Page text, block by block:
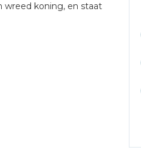
wreed koning, en staat
God trouw willen
Assyriërs. Manasse
dat zijn afgoden hem
naar elkaar en